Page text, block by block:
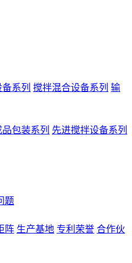
系列 搅拌混合设备系列 输
包装系列 先进搅拌设备系列
题
阵 生产基地 专利荣誉 合作伙